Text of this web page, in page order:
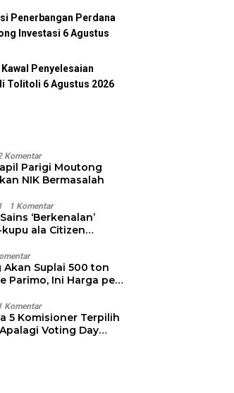
Penerbangan Perdana
Investasi 6 Agustus
Penyelesaian
Tolitoli 6 Agustus 2026
Komentar
Parigi Moutong
NIK Bermasalah
1 Komentar
‘Berkenalan’
ala Citizen
Akan Suplai 500 ton
Parimo, Ini Harga per
Komentar
5 Komisioner Terpilih
Voting Day